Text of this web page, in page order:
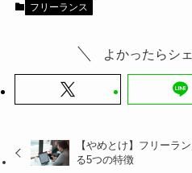
フリーランス
よかったらシ
【やめとけ】フリーラ
る5つの特徴